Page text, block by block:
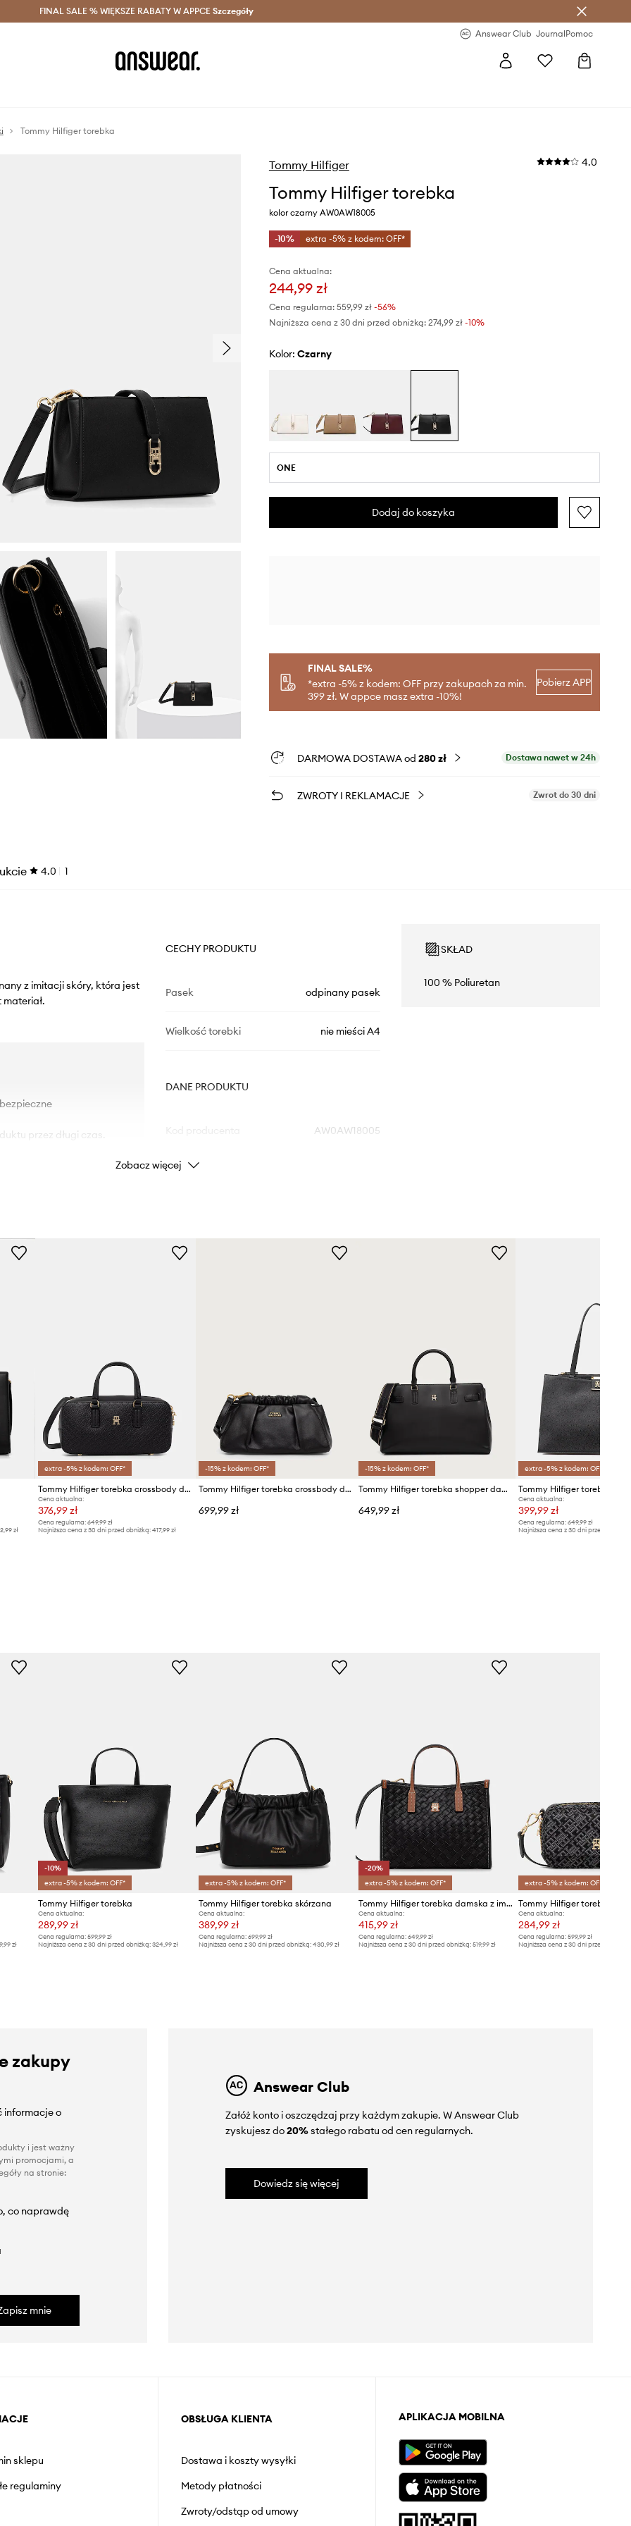
Oszczędzaj z Answear Club > Dostawa nawet w 24h >
FINAL SALE % WIĘKSZE RABATY W APPCE Szczegóły
Answear Club JournalPomoc
Tommy Hilfiger torebka
Tommy Hilfiger 4.0
Tommy Hilfiger torebka
kolor czarny AW0AW18005
-10% extra -5% z kodem: OFF*
Cena aktualna:
244,99 zł
Cena regularna: 559,99 zł-56%
Najniższa cena z 30 dni przed obniżką: 274,99 zł -10%
Kolor: czarny
ONE
Dodaj do koszyka
FINAL SALE%
*extra -5% z kodem: OFF przy zakupach za min.
399 zł. W appce masz extra -10%!
Pobierz APP
DARMOWA DOSTAWA od 280 zł Dostawa nawet w 24h
ZWROTY I REKLAMACJE Zwrot do 30 dni
4.0 1
z imitacji skóry, która jest
przez długi czas.
CECHY PRODUKTU
Pasek odpinany pasek
Wielkość torebki nie mieści A4
DANE PRODUKTU
AW0AW18005
Kolor
Producent
SKŁAD
100 % Poliuretan
Zobacz więcej
zł
extra -5% z kodem: OFF*
Tommy Hilfiger torebka crossbody damska
Cena aktualna:
376,99 zł
Cena regularna: 649,99 zł
Najniższa cena z 30 dni przed obniżką: 417,99 zł
-15% z kodem: OFF*
Tommy Hilfiger torebka crossbody damska skórzana
699,99 zł
-15% z kodem: OFF*
Tommy Hilfiger torebka shopper damska z imitacji skóry
649,99 zł
extra -5% z kodem: OFF*
Cena aktualna:
399,99 zł
Cena regularna: 649,99 zł
Najniższa cena z 30 dni przed obniżką:
zł
-10%
extra -5% z kodem: OFF*
Tommy Hilfiger torebka
Cena aktualna:
289,99 zł
Cena regularna: 599,99 zł
Najniższa cena z 30 dni przed obniżką: 324,99 zł
extra -5% z kodem: OFF*
Tommy Hilfiger torebka skórzana
Cena aktualna:
389,99 zł
Cena regularna: 699,99 zł
Najniższa cena z 30 dni przed obniżką: 430,99 zł
-20%
extra -5% z kodem: OFF*
Tommy Hilfiger torebka damska z imitacji skóry
Cena aktualna:
415,99 zł
Cena regularna:649,99 zł
Najniższa cena z 30 dni przed obniżką:519,99 zł
extra -5% z kodem: OFF*
Tommy Hilfiger torebka
Cena aktualna:
284,99 zł
Cena regularna: 599,99 zł
Najniższa cena z 30 dni przed obniżką:
zakupy
informacje o
i jest ważny
promocjami, a
na stronie:
co naprawdę
mnie
Answear Club
Załóż konto i oszczędzaj przy każdym zakupie. W Answear Club
zyskujesz do20%stałego rabatu od cen regularnych.
Dowiedz się więcej
sklepu
regulaminy
OBSŁUGA KLIENTA
Dostawa i koszty wysyłki
Metody płatności
Zwroty/odstąp od umowy
APLIKACJA MOBILNA